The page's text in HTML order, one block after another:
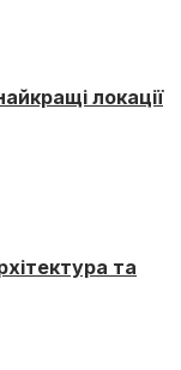
локації
та